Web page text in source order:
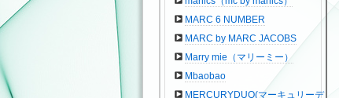
MARC 6 NUMBER
MARC by MARC JACOBS
Marry mie（マリーミー）
Mbaobao
MERCURYDUO(マーキュリーデ